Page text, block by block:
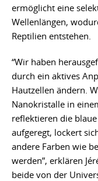
ermöglicht eine
Wellenlängen,
Reptilien entstehen.
“Wir haben
durch ein aktives
Hautzellen ändern.
Nanokristalle in
reflektieren die
aufgeregt, lockert
andere Farben wie
werden”, erklären
beide von der